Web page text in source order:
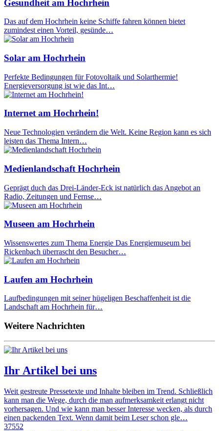
Gesundheit am Hochrhein
Das auf dem Hochrhein keine Schiffe fahren können bietet
zumindest einen Vorteil, gesünde…
Solar am Hochrhein
Perfekte Bedingungen für Fotovoltaik und Solarthermie!
Energieversorgung ist wie das Int…
Internet am Hochrhein!
Neue Technologien verändern die Welt. Keine Region kann es sich
leisten das Thema Intern…
Medienlandschaft Hochrhein
Geprägt duch das Drei-Länder-Eck ist natürlich das Angebot an
Radio, Zeitungen und Fernse…
Museen am Hochrhein
Wissenswertes zum Thema Energie Das Energiemuseum bei
Rickenbach überrascht den Besucher…
Laufen am Hochrhein
Laufbedingungen mit seiner hügeligen Beschaffenheit ist die
Landschaft am Hochrhein für…
Weitere Nachrichten
Ihr Artikel bei uns
Weit gestreute Pressetexte und Inhalte bleiben im Trend. Schließlich
kann man die Wege, durch die man aufmerksamkeit erlangt nicht
vorhersagen. Und wie kann man besser Interesse wecken, als durch
einen packenden Text. Wenn damit beim Leser schon gle…
37552